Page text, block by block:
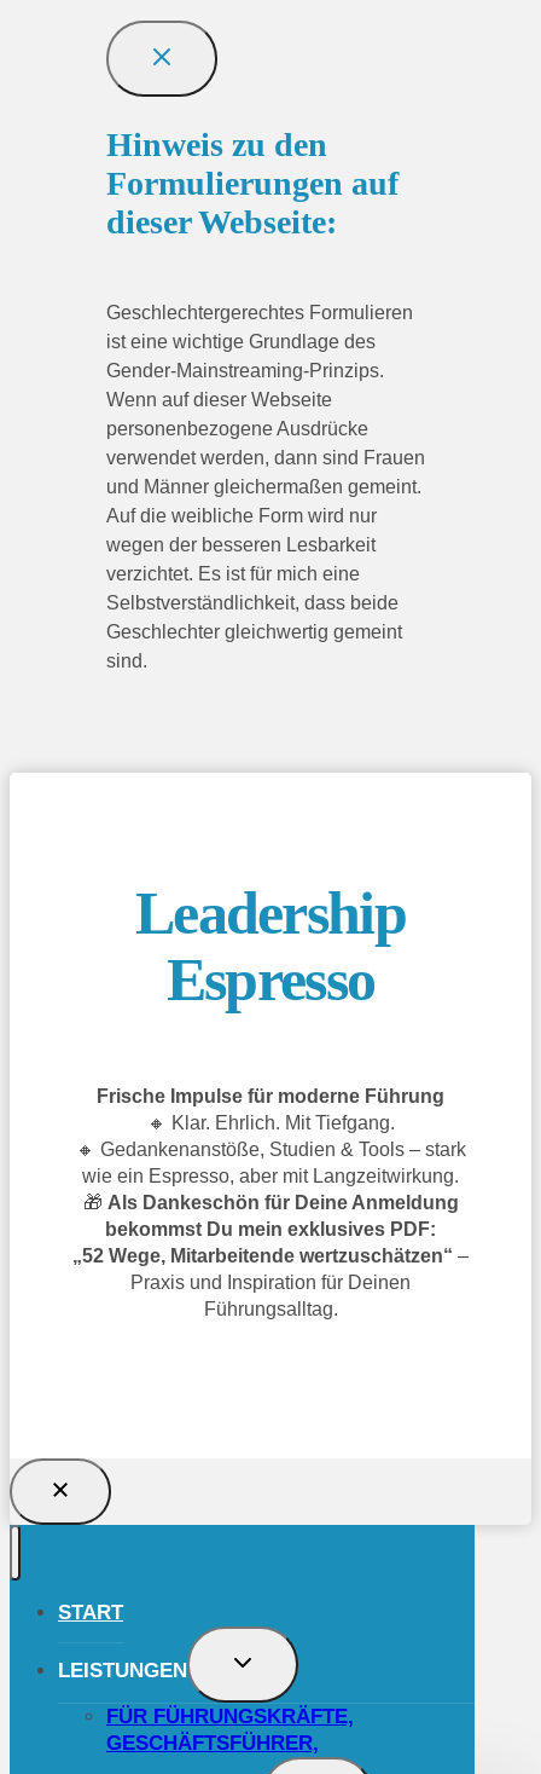
Hinweis zu den
Formulierungen auf
dieser Webseite:
Geschlechtergerechtes Formulieren
ist eine wichtige Grundlage des
Gender-Mainstreaming-Prinzips.
Wenn auf dieser Webseite
personenbezogene Ausdrücke
verwendet werden, dann sind Frauen
und Männer gleichermaßen gemeint.
Auf die weibliche Form wird nur
wegen der besseren Lesbarkeit
verzichtet. Es ist für mich eine
Selbstverständlichkeit, dass beide
Geschlechter gleichwertig gemeint
sind.
Leadership
Espresso
Frische Impulse für moderne Führung
🔸 Klar. Ehrlich. Mit Tiefgang.
🔸 Gedankenanstöße, Studien & Tools – stark
wie ein Espresso, aber mit Langzeitwirkung.
🎁 Als Dankeschön für Deine Anmeldung
bekommst Du mein exklusives PDF:
„52 Wege, Mitarbeitende wertzuschätzen“ –
Praxis und Inspiration für Deinen
Führungsalltag.
START
LEISTUNGEN
UNTERMENÜ
UMSCHALTEN
FÜR FÜHRUNGSKRÄFTE,
GESCHÄFTSFÜHRER,